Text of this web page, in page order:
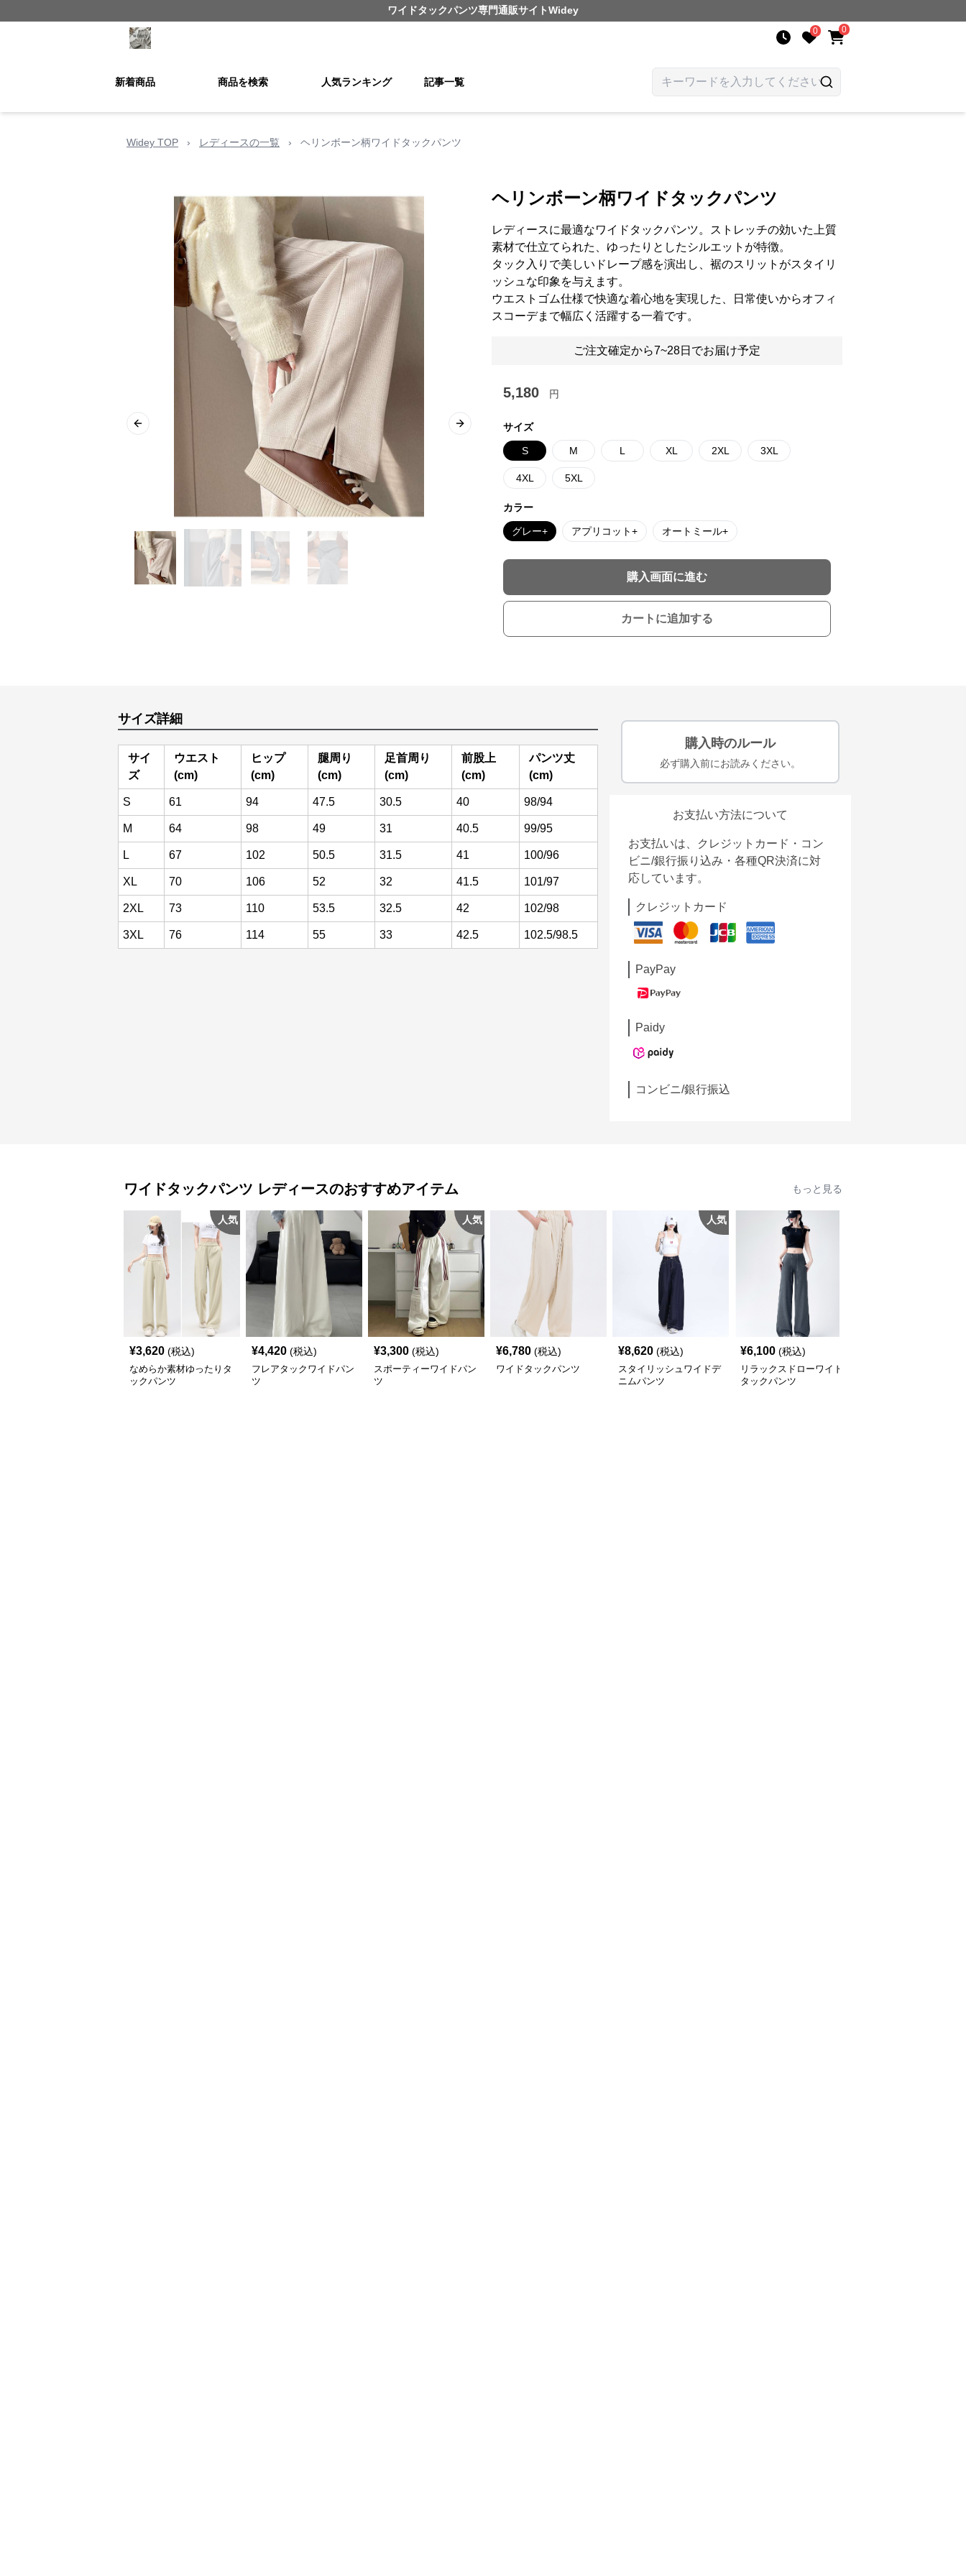
ワイドタックパンツ専門通販サイトWidey
0 0
新着商品 商品を検索 人気ランキング 記事一覧
Widey TOP › レディースの一覧 › ヘリンボーン柄ワイドタックパンツ
Previous slide Next slide
ヘリンボーン柄ワイドタックパンツ
レディースに最適なワイドタックパンツ。ストレッチの効いた上質
素材で仕立てられた、ゆったりとしたシルエットが特徴。
タック入りで美しいドレープ感を演出し、裾のスリットがスタイリ
ッシュな印象を与えます。
ウエストゴム仕様で快適な着心地を実現した、日常使いからオフィ
スコーデまで幅広く活躍する一着です。
ご注文確定から7~28日でお届け予定
5,180 円
サイズ
S M L XL 2XL 3XL
4XL 5XL
カラー
グレー+ アプリコット+ オートミール+
購入画面に進む
カートに追加する
サイズ詳細
サイ
ズ
ウエスト
(cm)
ヒップ
(cm)
腿周り
(cm)
足首周り
(cm)
前股上
(cm)
パンツ丈
(cm)
S 61 94 47.5 30.5 40 98/94
M 64 98 49 31 40.5 99/95
L 67 102 50.5 31.5 41 100/96
XL 70 106 52 32 41.5 101/97
2XL 73 110 53.5 32.5 42 102/98
3XL 76 114 55 33 42.5 102.5/98.5
購入時のルール
必ず購入前にお読みください。
お支払い方法について
お支払いは、クレジットカード・コン
ビニ/銀行振り込み・各種QR決済に対
応しています。
クレジットカード
PayPay
Paidy
コンビニ/銀行振込
ワイドタックパンツ レディースのおすすめアイテム もっと見る
人気
¥3,620 (税込)
なめらか素材ゆったりタ
ックパンツ
¥4,420 (税込)
フレアタックワイドパン
ツ
人気
¥3,300 (税込)
スポーティーワイドパン
ツ
¥6,780 (税込)
ワイドタックパンツ
人気
¥8,620 (税込)
スタイリッシュワイドデ
ニムパンツ
¥6,100 (税込)
リラックスドローワイド
タックパンツ